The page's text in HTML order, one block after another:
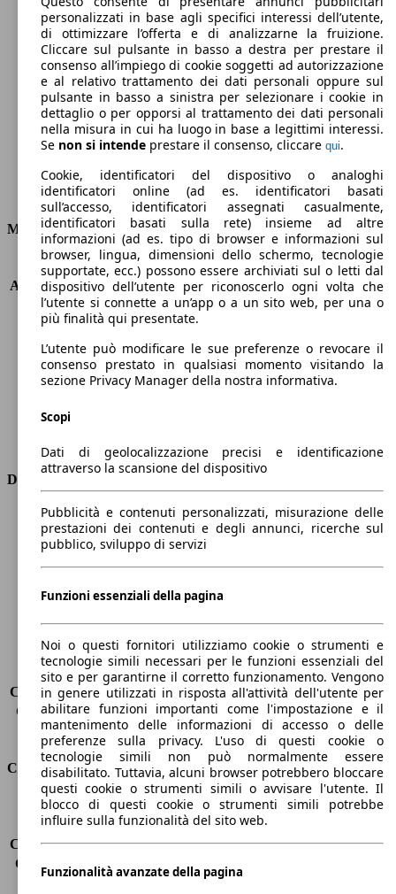
118 g/km
Emissioni di CO2 (combinato)*
Consumi
Motore e Prestazioni
KW (PS)
66 kW (90 PS)
Accelerazione (0-100 km/h)
13.6s
Velocità massima (km/h)
162 km/h
Numero di marce
5
Coppia
200 nm
Cilindrata
1461 ccm
Carburante
Diesel
Trasmissione
Dimensioni
Lunghezza
4360 mm
Altezza
1810 mm
Larghezza
Peso massimo
-
Sedili
5
Carico sul tetto
-
Capacità di traino (senza freni) -
Capacità di traino (con freni)
1200 kg
Volume del bagagliaio
800 - 3000 l
Consumi
Emissioni di CO2*
118 g/km (komb.)
Consumo (urbano)
5.2 l/100km
Consumo (extra-urbano) 4.1 l/100km
Consumo (combinato)*
4.5 l/100km
personalizzati in base agli specifici interessi dell’utente,
di ottimizzare l’offerta e di analizzarne la fruizione.
Cliccare sul pulsante in basso a destra per prestare il
consenso all’impiego di cookie soggetti ad autorizzazione
e al relativo trattamento dei dati personali oppure sul
pulsante in basso a sinistra per selezionare i cookie in
dettaglio o per opporsi al trattamento dei dati personali
nella misura in cui ha luogo in base a legittimi interessi.
Se non si intende prestare il consenso, cliccare qui.
Cookie, identificatori del dispositivo o analoghi
identificatori online (ad es. identificatori basati
sull’accesso, identificatori assegnati casualmente,
identificatori basati sulla rete) insieme ad altre
informazioni (ad es. tipo di browser e informazioni sul
browser, lingua, dimensioni dello schermo, tecnologie
supportate, ecc.) possono essere archiviati sul o letti dal
dispositivo dell’utente per riconoscerlo ogni volta che
l’utente si connette a un’app o a un sito web, per una o
più finalità qui presentate.
L’utente può modificare le sue preferenze o revocare il
consenso prestato in qualsiasi momento visitando la
sezione Privacy Manager della nostra informativa.
Scopi
Dati di geolocalizzazione precisi e identificazione
attraverso la scansione del dispositivo
Pubblicità e contenuti personalizzati, misurazione delle
prestazioni dei contenuti e degli annunci, ricerche sul
pubblico, sviluppo di servizi
Funzioni essenziali della pagina
Noi o questi fornitori utilizziamo cookie o strumenti e
tecnologie simili necessari per le funzioni essenziali del
sito e per garantirne il corretto funzionamento. Vengono
in genere utilizzati in risposta all'attività dell'utente per
abilitare funzioni importanti come l'impostazione e il
mantenimento delle informazioni di accesso o delle
preferenze sulla privacy. L'uso di questi cookie o
tecnologie simili non può normalmente essere
disabilitato. Tuttavia, alcuni browser potrebbero bloccare
questi cookie o strumenti simili o avvisare l'utente. Il
blocco di questi cookie o strumenti simili potrebbe
influire sulla funzionalità del sito web.
Funzionalità avanzate della pagina